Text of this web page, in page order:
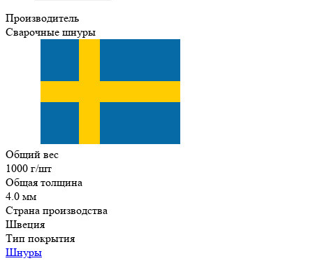
Производитель
Сварочные шнуры
Общий вес
1000 г/шт
Общая толщина
4.0 мм
Страна производства
Швеция
Тип покрытия
Шнуры